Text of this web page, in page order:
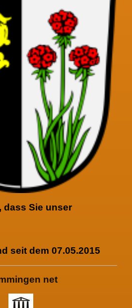
dass Sie unser
seit dem 07.05.2015
net